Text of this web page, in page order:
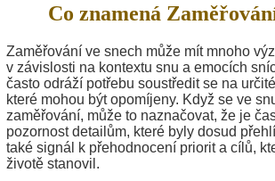
Co znamená
Zaměřování ve snech může mít mnoho
v závislosti na kontextu snu a emocích
často odráží potřebu soustředit se na
které mohou být opomíjeny. Když se ve
zaměřování, může to naznačovat, že je
pozornost detailům, které byly dosud
také signál k přehodnocení priorit a cílů,
životě stanovil.